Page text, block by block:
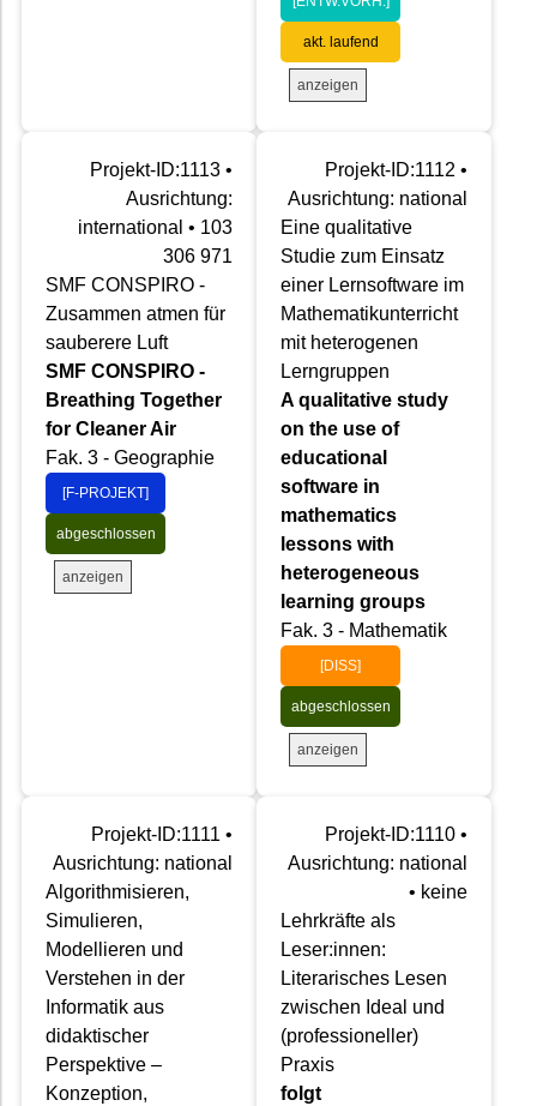
akt. laufend
anzeigen
Projekt-ID:1113 •
Ausrichtung:
international • 103
306 971
SMF CONSPIRO -
Zusammen atmen für
sauberere Luft
SMF CONSPIRO -
Breathing Together
for Cleaner Air
Fak. 3 - Geographie
[F-PROJEKT]
abgeschlossen
anzeigen
Projekt-ID:1112 •
Ausrichtung: national
Eine qualitative
Studie zum Einsatz
einer Lernsoftware im
Mathematikunterricht
mit heterogenen
Lerngruppen
A qualitative study
on the use of
educational
software in
mathematics
lessons with
heterogeneous
learning groups
Fak. 3 - Mathematik
[DISS]
abgeschlossen
anzeigen
Projekt-ID:1111 •
Ausrichtung: national
Algorithmisieren,
Simulieren,
Modellieren und
Verstehen in der
Informatik aus
didaktischer
Perspektive –
Konzeption,
Projekt-ID:1110 •
Ausrichtung: national
• keine
Lehrkräfte als
Leser:innen:
Literarisches Lesen
zwischen Ideal und
(professioneller)
Praxis
folgt